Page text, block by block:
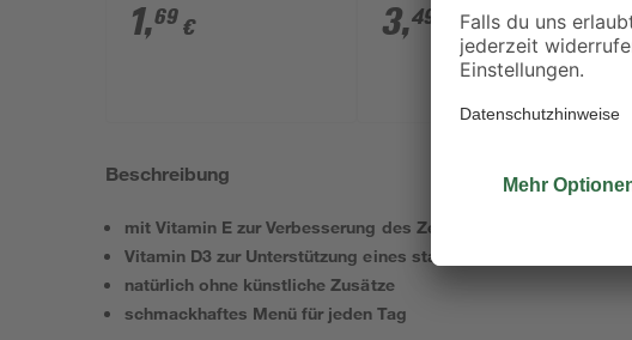
1,69 € 3,49
Beschreibung
mit Vitamin E zur Verbesserung des Zellschutzes
Vitamin D3 zur Unterstützung eines stabilen Knochenbaus
natürlich ohne künstliche Zusätze
schmackhaftes Menü für jeden Tag